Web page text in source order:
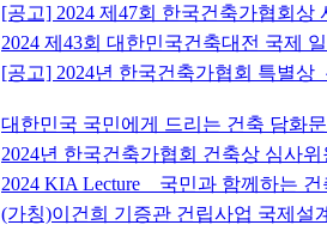
[공고] 2024 제47회 한국건축가협회상
2024 제43회 대한민국건축대전 국제
[공고] 2024년 한국건축가협회 특별
대한민국 국민에게 드리는 건축 담화문
2024년 한국건축가협회 건축상 심사
2024 KIA Lecture _ 국민과 함께하는
(가칭)이건희 기증관 건립사업 국제설